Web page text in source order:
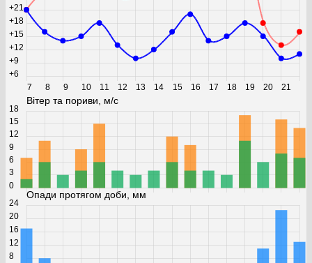
7 8 9 10 11 12 13 14 15 16 17 18 19 20 21
+6
+9
+12
+15
+18
+21
Вітер та пориви, м/с
0
3
6
9
12
15
18
Опади протягом доби, мм
8
12
16
20
24